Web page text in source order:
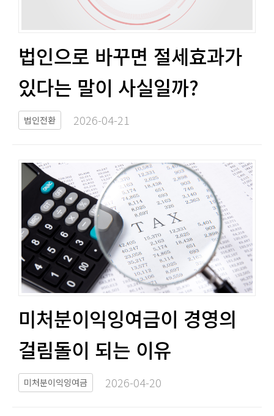
법인으로 바꾸면 절세효과가
있다는 말이 사실일까?​​
법인전환 2026-04-21​
미처분이익잉여금이 경영의
걸림돌이 되는 이유​​
미처분이익잉여금 2026-04-20​